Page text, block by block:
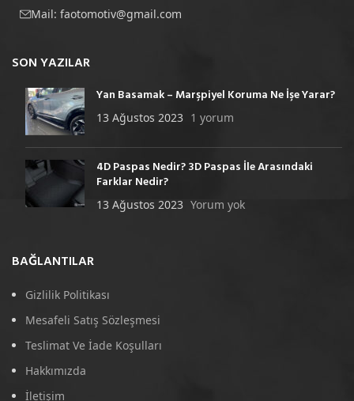
Mail: faotomotiv@gmail.com
SON YAZILAR
Yan Basamak – Marşpiyel Koruma Ne İşe Yarar?
13 Ağustos 2023 1 yorum
4D Paspas Nedir? 3D Paspas İle Arasındaki
Farklar Nedir?
13 Ağustos 2023 Yorum yok
BAĞLANTILAR
Gizlilik Politikası
Mesafeli Satış Sözleşmesi
Teslimat Ve İade Koşulları
Hakkımızda
İletişim